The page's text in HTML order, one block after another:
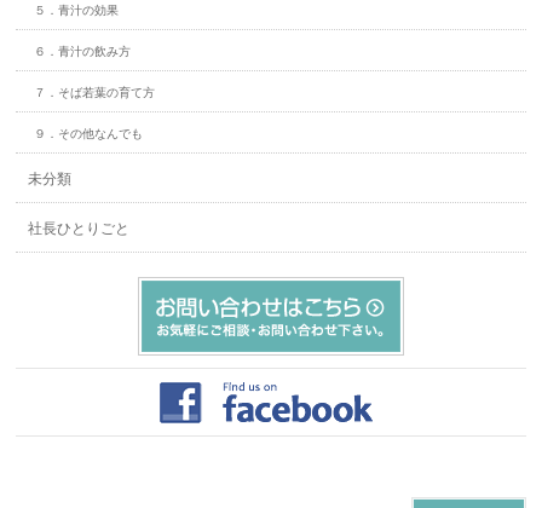
５．青汁の効果
６．青汁の飲み方
７．そば若葉の育て方
９．その他なんでも
未分類
社長ひとりごと